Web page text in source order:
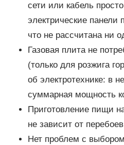
сети или кабель
электрические панели
что не рассчитана ни
Газовая плита не
(только для розжига
об электротехнике: в
суммарная мощность
Приготовление пищи
не зависит от
Нет проблем с